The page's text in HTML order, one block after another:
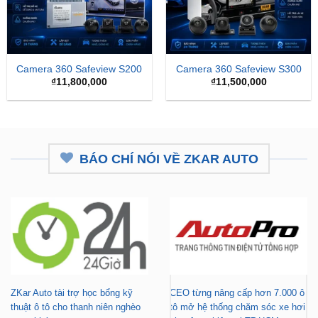
Camera 360 Safeview S200
₫11,800,000
Camera 360 Safeview S300
₫11,500,000
BÁO CHÍ NÓI VỀ ZKAR AUTO
ZKar Auto tài trợ học bổng kỹ
thuật ô tô cho thanh niên nghèo
CEO từng nâng cấp hơn 7.000 ô
tô mở hệ thống chăm sóc xe hơi